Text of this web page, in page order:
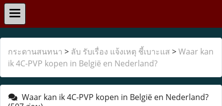
กระดานสนทนา > ลับ รับเรื่อง แจ้งเหตุ ชี้เบาะแส >Waar kan
ik 4C-PVP kopen in België en Nederland?
Waar kan ik 4C-PVP kopen in België en Nederland?